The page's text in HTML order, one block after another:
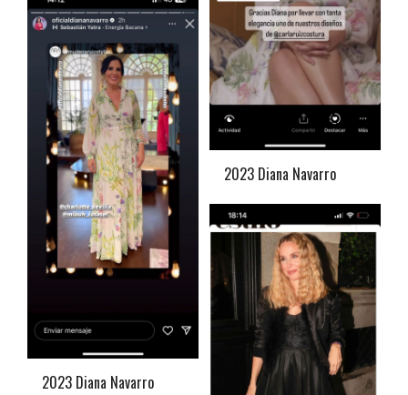
2023 Diana Navarro
2023 Diana Navarro